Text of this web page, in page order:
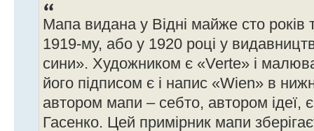
Мапа видана у Відні майже сто
1919-му, або у 1920 році у
сини». Художником є «Verte» і
його підписом є і напис «Wien» в
автором мапи – себто, автором ідеї,
Гасенко. Цей примірник мапи